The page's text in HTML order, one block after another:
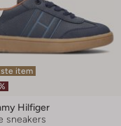
item
Hilfiger
sneakers